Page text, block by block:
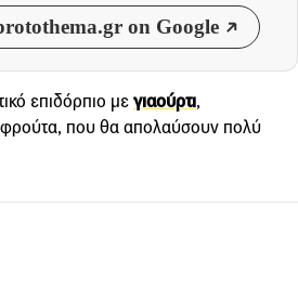
on Google
επιδόρπιο μεγιαούρτι,
που θα απολαύσουν πολύ